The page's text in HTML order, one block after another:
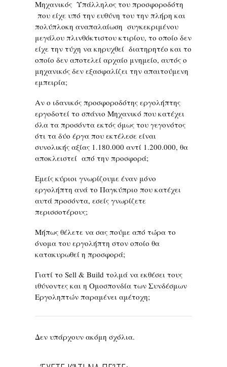
Μηχανικός Υπάλληλος του προσφοροδότη
που είχε υπό την ευθύνη του την πλήρη και
πολύπλοκη αναπαλαίωση συγκεκριμένου
μεγάλου πλινθόκτιστου κτιρίου, το οποίο δεν
είχε την τύχη να κηρυχθεί διατηρητέο και το
οποίο δεν αποτελεί αρχαίο μνημείο, αυτός ο
μηχανικός δεν εξασφαλίζει την απαιτούμενη
εμπειρία;
Αν ο ιδανικός προσφοροδότης εργολήπτης
εργοδοτεί το σπάνιο Μηχανικό που κατέχει
όλα τα προσόντα εκτός όμως του γεγονότος
ότι τα δύο έργα που εκτέλεσε είναι
συνολικής αξίας 1.180.000 αντί 1.200.000, θα
αποκλειστεί από την προσφορά;
Εμείς κύριοι γνωρίζουμε έναν μόνο
εργολήπτη ανά το Παγκύπριο που κατέχει
αυτά προσόντα, εσείς γνωρίζετε
περισσοτέρους;
Μήπως θέλετε να σας πούμε από τώρα το
όνομα του εργολήπτη στον οποίο θα
κατακυρωθεί η προσφορά;
Γιατί το Sell & Build τολμά να εκθέσει τους
ιθύνοντες και η Ομοσπονδία των Συνδέσμων
Εργοληπτών παραμένει αμέτοχη;
Δεν υπάρχουν ακόμη σχόλια.